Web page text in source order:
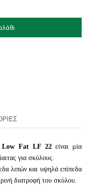
Low Fat LF 22είναι μία
για σκύλους.
λιπών και υψηλά επίπεδα
διατροφή του σκύλου.